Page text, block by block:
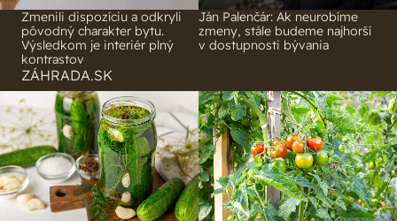
Zmenili dispozíciu a odkryli
pôvodný charakter bytu.
Výsledkom je interiér plný
kontrastov
Ján Palenčár: Ak neurobíme
zmeny, stále budeme najhorší
v dostupnosti bývania
ZÁHRADA.SK